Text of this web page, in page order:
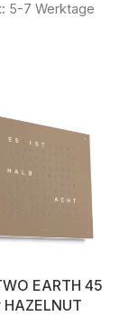
5-7 Werktage
EARTH 45